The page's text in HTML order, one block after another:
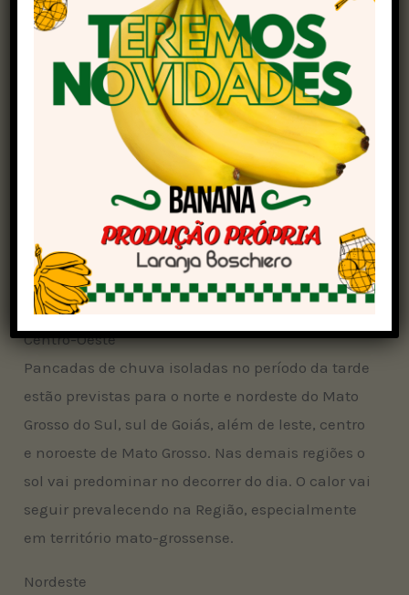
ao continente favorece para chuva na faixa
litorânea de São Paulo, do Rio de Janeiro e
Espírito Santo. Entre o norte paulista e o
Triângulo mineiro podem ocorrer algumas
pancadas de chuva isoladas, mas moderadas,
devido à circulação de ventos em médios e altos
níveis da atmosfera. A massa de ar frio ainda
influencia parte da Região Sudeste, e o
amanhecer deve contar com temperaturas mais
baixas na faixa leste de São Paulo, no Rio de
Janeiro e sul de Minas Gerais.
Centro-Oeste
Pancadas de chuva isoladas no período da tarde
estão previstas para o norte e nordeste do Mato
Grosso do Sul, sul de Goiás, além de leste, centro
e noroeste de Mato Grosso. Nas demais regiões o
sol vai predominar no decorrer do dia. O calor vai
seguir prevalecendo na Região, especialmente
em território mato-grossense.
Nordeste